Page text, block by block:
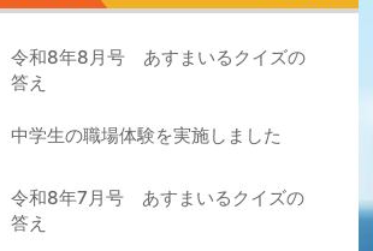
令和8年8月号 あすまいるクイズの
答え
中学生の職場体験を実施しました
令和8年7月号 あすまいるクイズの
答え